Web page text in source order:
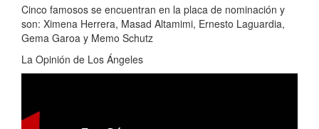
Cinco famosos se encuentran en la placa de nominación y
son: Ximena Herrera, Masad Altamimi, Ernesto Laguardia,
Gema Garoa y Memo Schutz
La Opinión de Los Ángeles